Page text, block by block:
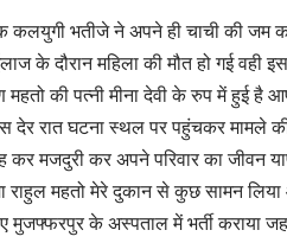
भतीजे ने अपने ही चाची की जम
के दौरान महिला की मौत हो गई वही
की पत्नी मीना देवी के रुप में हुई है
देर रात घटना स्थल पर पहुंचकर
कर मजदुरी कर अपने परिवार का जीवन
महतो मेरे दुकान से कुछ सामन लिया
मुजफ्फरपुर के अस्पताल में भर्ती कराया